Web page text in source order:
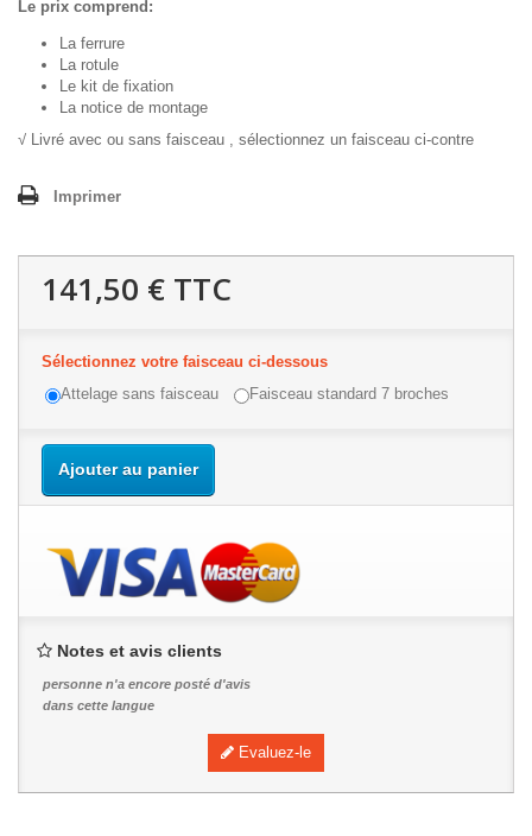
Le prix comprend:
La ferrure
La rotule
Le kit de fixation
La notice de montage
√ Livré avec ou sans faisceau , sélectionnez un faisceau ci-contre
Imprimer
141,50 € TTC
Sélectionnez votre faisceau ci-dessous
Attelage sans faisceau
Faisceau standard 7 broches
Ajouter au panier
Notes et avis clients
personne n'a encore posté d'avis
dans cette langue
Evaluez-le